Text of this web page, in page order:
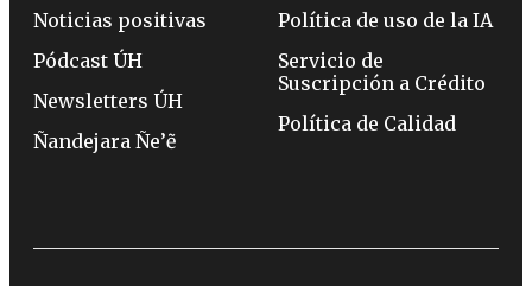
Noticias positivas
Pódcast ÚH
Newsletters ÚH
Ñandejara Ñe’ẽ
Política de uso de la IA
Servicio de
Suscripción a Crédito
Política de Calidad